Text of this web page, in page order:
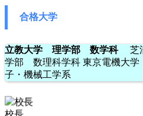
合格大学
立教大学 理学部 数学科
芝
学部 数理科学科 東京電機大
子・機械工学系
校長